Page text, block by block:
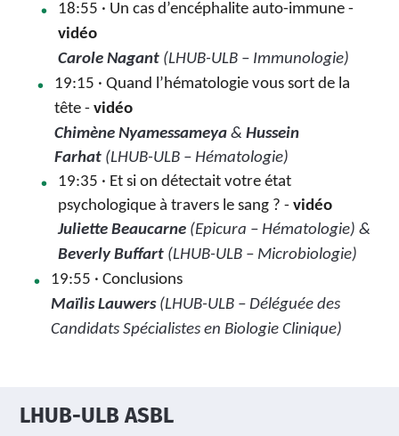
18:55 · Un cas d’encéphalite auto-immune -
vidéo
Carole Nagant (LHUB-ULB – Immunologie)
19:15 · Quand l’hématologie vous sort de la
tête -vidéo
Chimène Nyamessameya& Hussein
Farhat (LHUB-ULB – Hématologie)
19:35 · Et si on détectait votre état
psychologique à travers le sang ? -vidéo
Juliette Beaucarne (Epicura – Hématologie) &
Beverly Buffart (LHUB-ULB – Microbiologie)
19:55 · Conclusions
Maïlis Lauwers (LHUB-ULB – Déléguée des
Candidats Spécialistes en Biologie Clinique)
LHUB-ULB ASBL